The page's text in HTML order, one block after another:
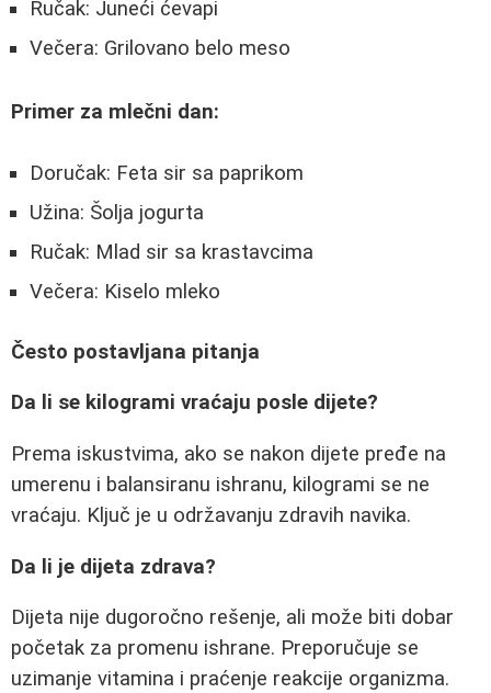
Ručak: Juneći ćevapi
Večera: Grilovano belo meso
Primer za mlečni dan:
Doručak: Feta sir sa paprikom
Užina: Šolja jogurta
Ručak: Mlad sir sa krastavcima
Večera: Kiselo mleko
Često postavljana pitanja
Da li se kilogrami vraćaju posle dijete?
Prema iskustvima, ako se nakon dijete pređe na
umerenu i balansiranu ishranu, kilogrami se ne
vraćaju. Ključ je u održavanju zdravih navika.
Da li je dijeta zdrava?
Dijeta nije dugoročno rešenje, ali može biti dobar
početak za promenu ishrane. Preporučuje se
uzimanje vitamina i praćenje reakcije organizma.